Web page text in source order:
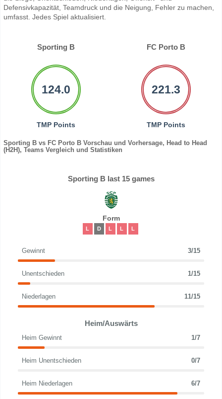
Defensivkapazität, Teamdruck und die Neigung, Fehler zu machen,
umfasst. Jedes Spiel aktualisiert.
Sporting B FC Porto B
124.0
TMP Points
221.3
TMP Points
Sporting B vs FC Porto B Vorschau und Vorhersage, Head to Head
(H2H), Teams Vergleich und Statistiken
Sporting B last 15 games
Form
L D L L L
Gewinnt 3/15
Unentschieden 1/15
Niederlagen 11/15
Heim/Auswärts
Heim Gewinnt 1/7
Heim Unentschieden 0/7
Heim Niederlagen 6/7